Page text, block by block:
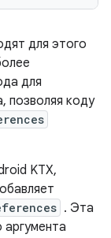
для этого
для
позволяя коду
KTX,
. Эта
аргумента